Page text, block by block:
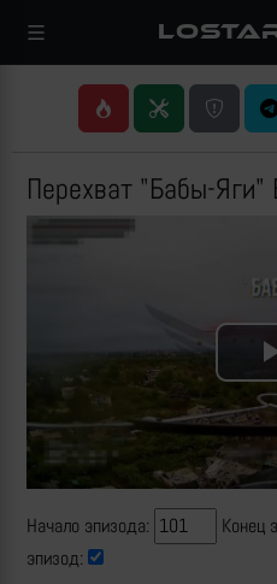
Перехват "Бабы-Яги"
Начало эпизода: Конец
эпизод: